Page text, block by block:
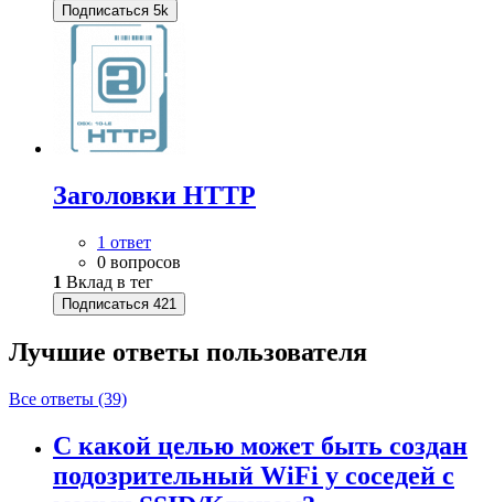
Подписаться 5k
Заголовки HTTP
1 ответ
0 вопросов
1 Вклад в тег
Подписаться 421
Лучшие ответы пользователя
Все ответы (39)
С какой целью может быть создан
подозрительный WiFi у соседей с